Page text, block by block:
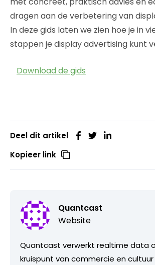
dragen aan de verbetering van
In deze gids laten we zien hoe je in
stappen je display advertising kunt
Download de gids
Deel dit artikel
Kopieer link
Quantcast
Website
Quantcast verwerkt realtime data
kruispunt van commercie en